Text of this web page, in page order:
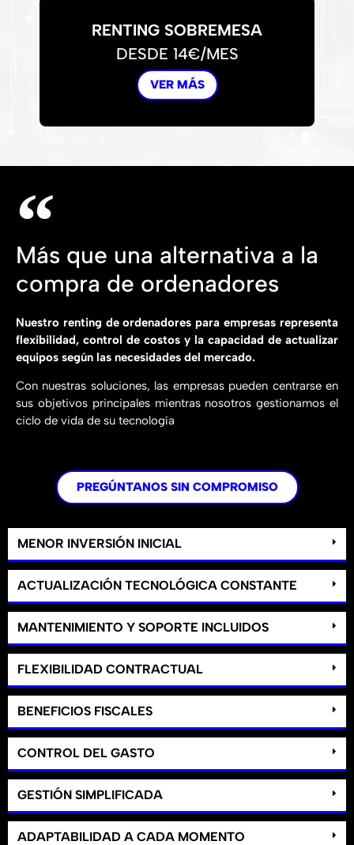
RENTING SOBREMESA
DESDE 14€/MES
VER MÁS
Más que una alternativa a la
compra de ordenadores
Nuestro renting de ordenadores para empresas representa
flexibilidad, control de costos y la capacidad de actualizar
equipos según las necesidades del mercado.
Con nuestras soluciones, las empresas pueden centrarse en
sus objetivos principales mientras nosotros gestionamos el
ciclo de vida de su tecnología
PREGÚNTANOS SIN COMPROMISO
MENOR INVERSIÓN INICIAL
ACTUALIZACIÓN TECNOLÓGICA CONSTANTE
MANTENIMIENTO Y SOPORTE INCLUIDOS
FLEXIBILIDAD CONTRACTUAL
BENEFICIOS FISCALES
CONTROL DEL GASTO
GESTIÓN SIMPLIFICADA
ADAPTABILIDAD A CADA MOMENTO